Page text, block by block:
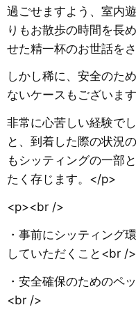
過ごせますよう、室内
りもお散歩の時間を長
せた精一杯のお世話を
しかし稀に、安全のた
ないケースもございま
非常に心苦しい経験で
と、到着した際の状況
もシッティングの一部
たく存じます。</p>
<p><br />
・事前にシッティング
していただくこと<br />
・安全確保のためのペ
<br />